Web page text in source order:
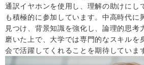
通訳イヤホンを使用し、理解の助けにし
も積極的に参加しています。中高時代に
見つけ、背景知識を強化し、論理的思考
磨いた上で、大学では専門的なスキルを
会で活躍してくれることを期待していま